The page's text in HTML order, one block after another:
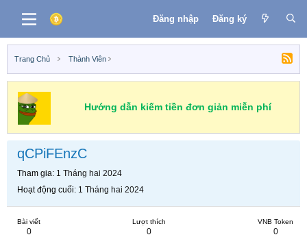
Đăng nhập Đăng ký
Trang Chủ Thành Viên
Hướng dẫn kiếm tiền đơn giản miễn phí
qCPiFEnzC
Tham gia 1 Tháng hai 2024
Hoạt động cuối 1 Tháng hai 2024
Bài viết
0
Lượt thích
0
VNB Token
0